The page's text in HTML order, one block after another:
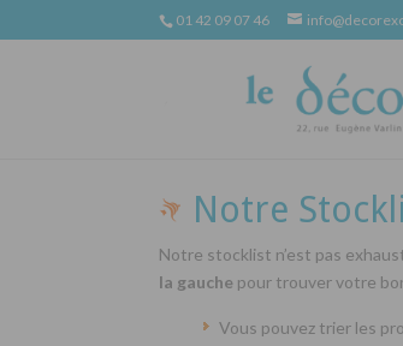
01 42 09 07 46
Notre
Notre stocklist n’est pas
la gauche pour trouver votre
Vous pouvez trier les